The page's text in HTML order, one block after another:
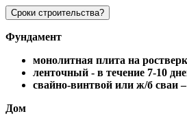
Сроки строительства?
Фундамент
монолитная плита на
ленточный - в течение 7-10
свайно-винтвой или ж/б сваи
Дом